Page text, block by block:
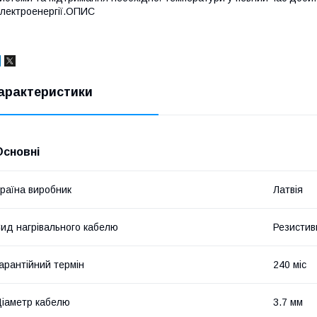
виробник Латвія
нагрівального кабелю
термін 240 міс
кабелю 3.7 мм